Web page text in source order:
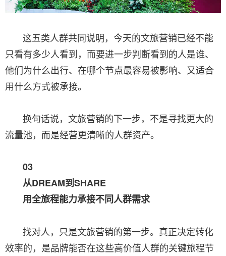
这五类人群共同说明，今天的文旅营销已经不能
只看有多少人看到，而要进一步判断看到的人是谁、
他们为什么出行、在哪个节点最容易被影响、又适合
用什么方式被承接。
换句话说，文旅营销的下一步，不是寻找更大的
流量池，而是经营更清晰的人群资产。
03
从DREAM到SHARE
用全旅程能力承接不同人群需求
找对人，只是文旅营销的第一步。真正决定转化
效率的，是品牌能否在这些高价值人群的关键旅程节